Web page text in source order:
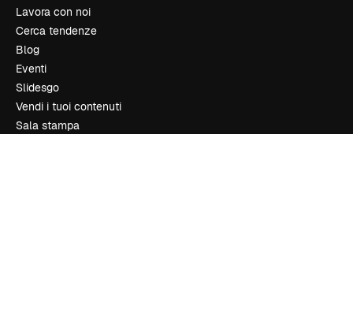
Lavora con noi
Cerca tendenze
Blog
Eventi
Slidesgo
Vendi i tuoi contenuti
Sala stampa